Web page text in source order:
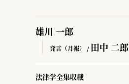
雄川 一郎
発言（月報） / 田中 二郎
法律学全集収載